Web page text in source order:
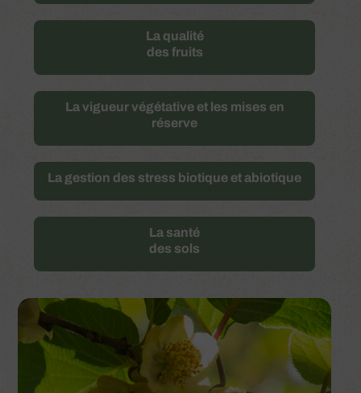
La qualité
des fruits
La vigueur végétative et les mises en
réserve
La gestion des stress biotique et abiotique
La santé
des sols